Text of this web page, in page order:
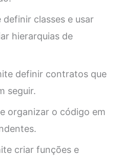
definir classes e usar
hierarquias de
definir contratos que
seguir.
organizar o código em
criar funções e